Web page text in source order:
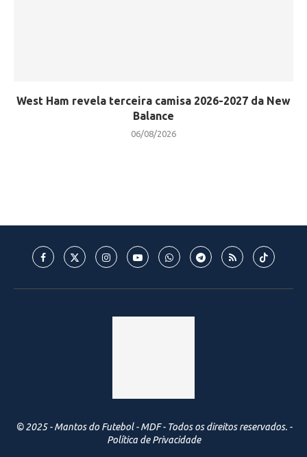
West Ham revela terceira camisa 2026-2027 da New
Balance
06/08/2026
© 2025 - Mantos do Futebol - MDF - Todos os direitos reservados. -
Política de Privacidade